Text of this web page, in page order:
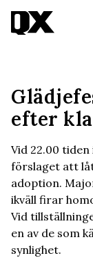
efter
Vid 22.00
förslaget att
adoption.
ikväll firar
Vid
en av de som
synlighet.